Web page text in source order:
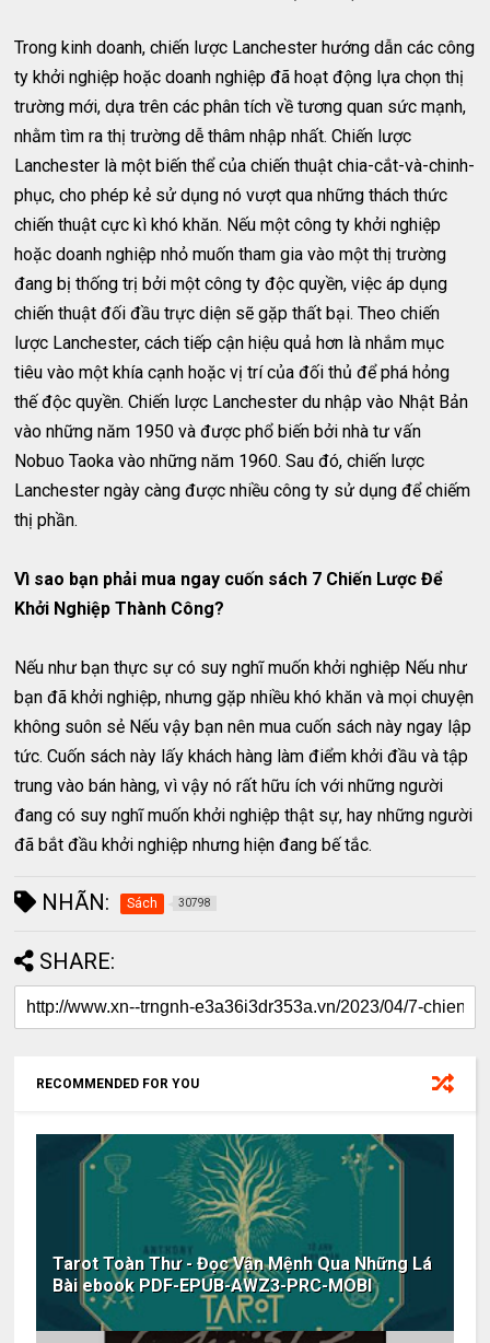
Trong kinh doanh, chiến lược Lanchester hướng dẫn các công
ty khởi nghiệp hoặc doanh nghiệp đã hoạt động lựa chọn thị
trường mới, dựa trên các phân tích về tương quan sức mạnh,
nhằm tìm ra thị trường dễ thâm nhập nhất. Chiến lược
Lanchester là một biến thể của chiến thuật chia-cắt-và-chinh-
phục, cho phép kẻ sử dụng nó vượt qua những thách thức
chiến thuật cực kì khó khăn. Nếu một công ty khởi nghiệp
hoặc doanh nghiệp nhỏ muốn tham gia vào một thị trường
đang bị thống trị bởi một công ty độc quyền, việc áp dụng
chiến thuật đối đầu trực diện sẽ gặp thất bại. Theo chiến
lược Lanchester, cách tiếp cận hiệu quả hơn là nhắm mục
tiêu vào một khía cạnh hoặc vị trí của đối thủ để phá hỏng
thế độc quyền. Chiến lược Lanchester du nhập vào Nhật Bản
vào những năm 1950 và được phổ biến bởi nhà tư vấn
Nobuo Taoka vào những năm 1960. Sau đó, chiến lược
Lanchester ngày càng được nhiều công ty sử dụng để chiếm
thị phần.
Vì sao bạn phải mua ngay cuốn sách 7 Chiến Lược Để
Khởi Nghiệp Thành Công?
Nếu như bạn thực sự có suy nghĩ muốn khởi nghiệp Nếu như
bạn đã khởi nghiệp, nhưng gặp nhiều khó khăn và mọi chuyện
không suôn sẻ Nếu vậy bạn nên mua cuốn sách này ngay lập
tức. Cuốn sách này lấy khách hàng làm điểm khởi đầu và tập
trung vào bán hàng, vì vậy nó rất hữu ích với những người
đang có suy nghĩ muốn khởi nghiệp thật sự, hay những người
đã bắt đầu khởi nghiệp nhưng hiện đang bế tắc.
NHÃN: Sách 30798
SHARE:
RECOMMENDED FOR YOU
Tarot Toàn Thư - Đọc Vận Mệnh Qua Những Lá
Bài ebook PDF-EPUB-AWZ3-PRC-MOBI